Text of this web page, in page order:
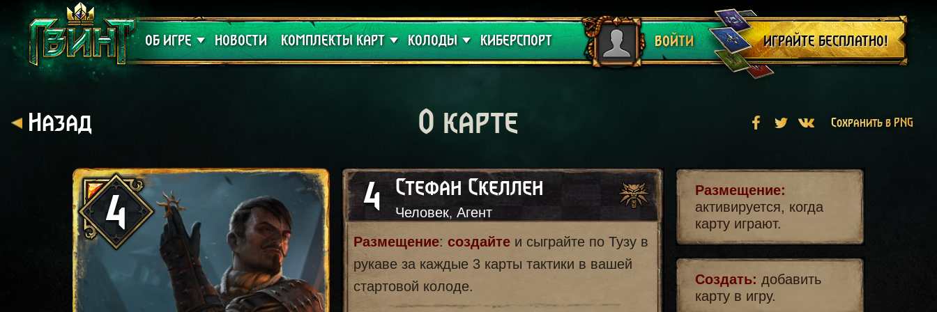
ОБ ИГРЕ
Поддержка
НОВОСТИ КОМПЛЕКТЫ КАРТ
Алое проклятие
КОЛОДЫ
Гайды
КИБЕРСПОРТ ВОЙТИ
Выйти
ИГРАЙТЕ БЕСПЛАТНО!
Назад О карте Сохранить в PNG
4 4
Стефан Скеллен
Человек, Агент
Размещение: создайтеи сыграйте по Тузу в
рукаве за каждые 3 карты тактики в вашей
стартовой колоде.
Размещение:
активируется, когда
карту играют.
Создать: добавить
карту в игру.